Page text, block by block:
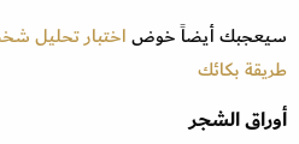
سيعجبك أيضاً خوضاختبار تحليل
طريقة بكائك
أوراق الشجر